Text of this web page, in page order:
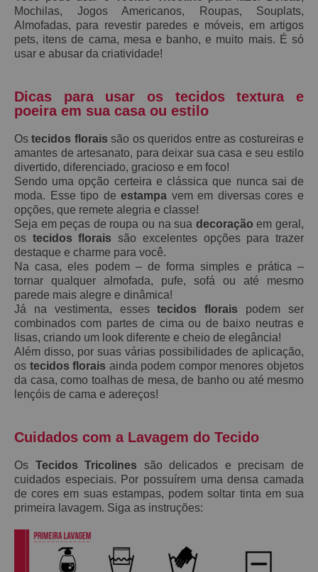
Mochilas, Jogos Americanos, Roupas, Souplats,
Almofadas, para revestir paredes e móveis, em artigos
pets, itens de cama, mesa e banho, e muito mais. É só
usar e abusar da criatividade!
Dicas para usar os tecidos textura e
poeira em sua casa ou estilo
Ostecidos florais são os queridos entre as costureiras e
amantes de artesanato, para deixar sua casa e seu estilo
divertido, diferenciado, gracioso e em foco!
Sendo uma opção certeira e clássica que nunca sai de
moda. Esse tipo deestampa vem em diversas cores e
opções, que remete alegria e classe!
Seja em peças de roupa ou na sua decoração em geral,
os tecidos florais são excelentes opções para trazer
destaque e charme para você.
Na casa, eles podem – de forma simples e prática –
tornar qualquer almofada, pufe, sofá ou até mesmo
parede mais alegre e dinâmica!
Já na vestimenta, essestecidos florais podem ser
combinados com partes de cima ou de baixo neutras e
lisas, criando um look diferente e cheio de elegância!
Além disso, por suas várias possibilidades de aplicação,
os tecidos florais ainda podem compor menores objetos
da casa, como toalhas de mesa, de banho ou até mesmo
lençóis de cama e adereços!
Cuidados com a Lavagem do Tecido
Os Tecidos Tricolines são delicados e precisam de
cuidados especiais. Por possuírem uma densa camada
de cores em suas estampas, podem soltar tinta em sua
primeira lavagem. Siga as instruções: